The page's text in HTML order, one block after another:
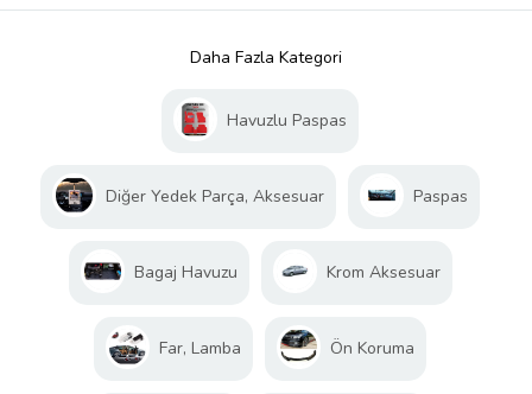
Daha Fazla Kategori
Havuzlu Paspas
Diğer Yedek Parça, Aksesuar Paspas
Bagaj Havuzu Krom Aksesuar
Far, Lamba Ön Koruma